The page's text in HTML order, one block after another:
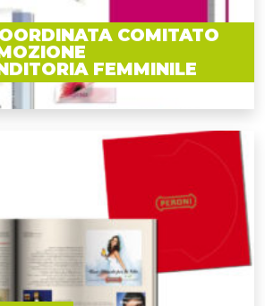
COMITATO
FEMMINILE